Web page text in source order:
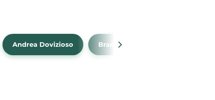
Andrea Dovizioso Brad Binder